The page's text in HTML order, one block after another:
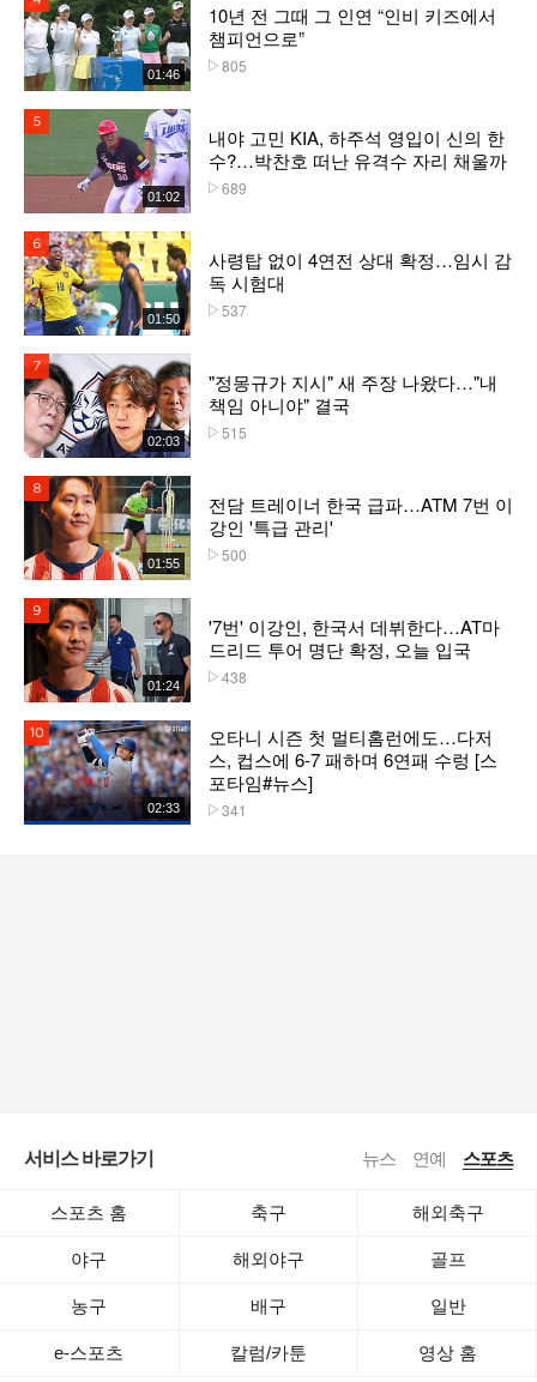
01:46
10년 전 그때 그 인연 “인비 키즈에서
챔피언으로”
805
01:02
내야 고민 KIA, 하주석 영입이 신의 한
수?…박찬호 떠난 유격수 자리 채울까
689
01:50
사령탑 없이 4연전 상대 확정…임시 감
독 시험대
537
02:03
"정몽규가 지시" 새 주장 나왔다…"내
책임 아니야" 결국
515
01:55
전담 트레이너 한국 급파…ATM 7번 이
강인 '특급 관리'
500
01:24
'7번' 이강인, 한국서 데뷔한다…AT마
드리드 투어 명단 확정, 오늘 입국
438
02:33
오타니 시즌 첫 멀티홈런에도…다저
스, 컵스에 6-7 패하며 6연패 수렁 [스
포타임#뉴스]
341
서비스 바로가기 뉴스 연예 스포츠
스포츠 홈 축구 해외축구
야구 해외야구 골프
농구 배구 일반
e-스포츠 칼럼/카툰 영상 홈